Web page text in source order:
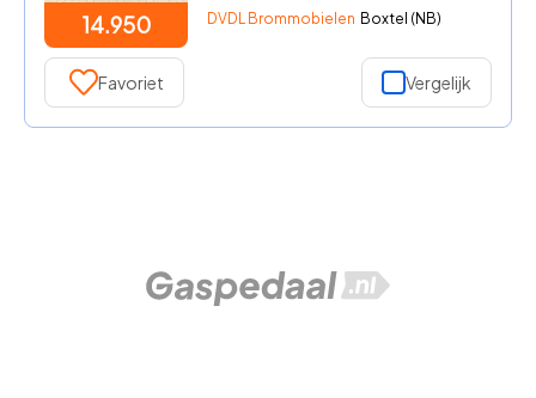
14.950 DVDL Brommobielen Boxtel (NB)
Favoriet Vergelijk